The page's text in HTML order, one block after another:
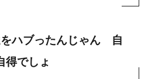
ハブったんじゃん 自
得でしょ